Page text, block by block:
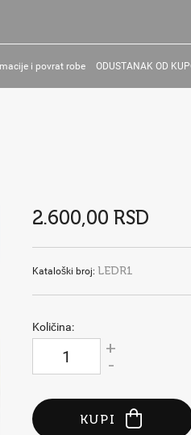
i povrat robe ODUSTANAK OD
2.600,00 RSD
Kataloški broj: LEDR1
Količina:
+
-
KUPI